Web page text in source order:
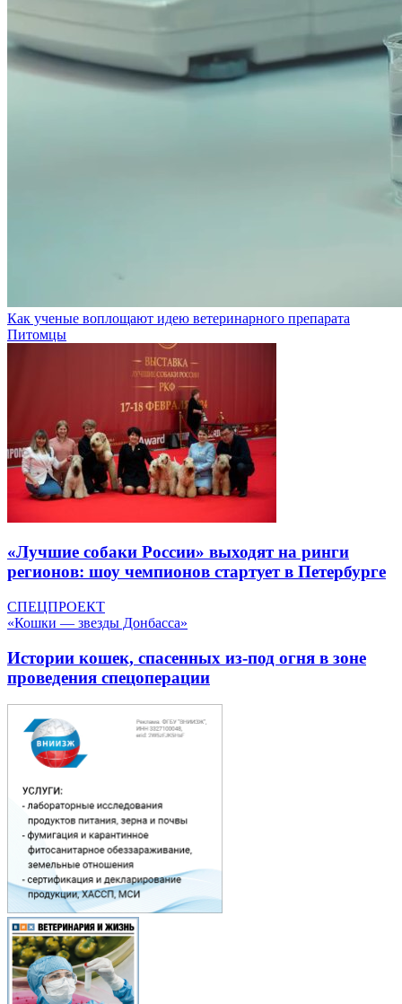
Как ученые воплощают идею ветеринарного препарата
Питомцы
«Лучшие собаки России» выходят на ринги
регионов: шоу чемпионов стартует в Петербурге
СПЕЦПРОЕКТ
«Кошки — звезды Донбасса»
Истории кошек, спасенных из-под огня в зоне
проведения спецоперации